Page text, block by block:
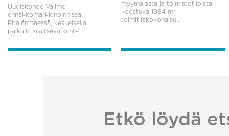
Uudiskohde Valimo
ennakkomarkkinoinnissa.
Pitäjänmäessä, keskeisellä
paikalla sijaitseva kiinte...
myymälästä ja toimistotiloista
koostuva 1984 m²
toimitilakokonaisu...
Etkö löydä